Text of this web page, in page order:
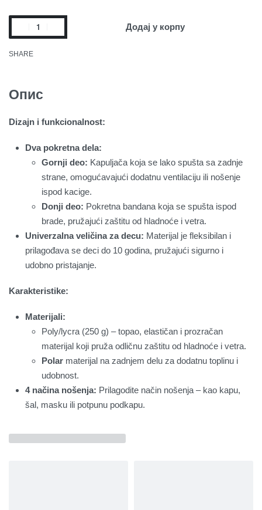
Додај у корпу
SHARE
Опис
Dizajn i funkcionalnost:
Dva pokretna dela:
Gornji deo: Kapuljača koja se lako spušta sa zadnje
strane, omogućavajući dodatnu ventilaciju ili nošenje
ispod kacige.
Donji deo: Pokretna bandana koja se spušta ispod
brade, pružajući zaštitu od hladnoće i vetra.
Univerzalna veličina za decu: Materijal je fleksibilan i
prilagođava se deci do 10 godina, pružajući sigurno i
udobno pristajanje.
Karakteristike:
Materijali:
Poly/lycra (250 g) – topao, elastičan i prozračan
materijal koji pruža odličnu zaštitu od hladnoće i vetra.
Polar materijal na zadnjem delu za dodatnu toplinu i
udobnost.
4 načina nošenja: Prilagodite način nošenja – kao kapu,
šal, masku ili potpunu podkapu.